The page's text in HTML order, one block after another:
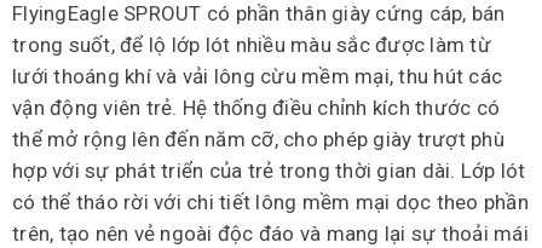
FlyingEagle SPROUT có phần thân giày cứng cáp, bán
trong suốt, để lộ lớp lót nhiều màu sắc được làm từ
lưới thoáng khí và vải lông cừu mềm mại, thu hút các
vận động viên trẻ. Hệ thống điều chỉnh kích thước có
thể mở rộng lên đến năm cỡ, cho phép giày trượt phù
hợp với sự phát triển của trẻ trong thời gian dài. Lớp lót
có thể tháo rời với chi tiết lông mềm mại dọc theo phần
trên, tạo nên vẻ ngoài độc đáo và mang lại sự thoải mái